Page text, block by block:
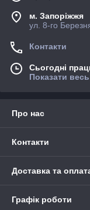
м. Запоріжжя
ул. 8-го
Контакти
Сьогодні
Показати
Про нас
Контакти
Доставка та
Графік роботи